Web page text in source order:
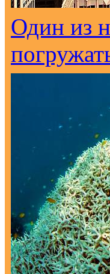
Один из